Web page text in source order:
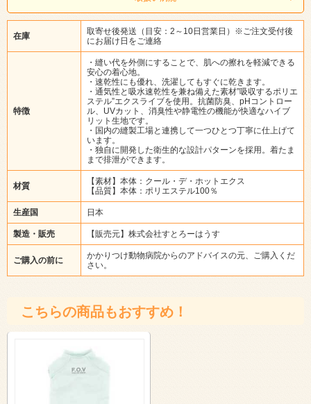
在庫
取寄せ後発送（目安：2～10日営業日）※ご注文受付後
にお届け日をご連絡
特徴
・縫い代を外側にすることで、肌への擦れを軽減できる
安心の着心地。
・速乾性にも優れ、洗濯してもすぐに乾きます。
・通気性と吸水速乾性を兼ね備えた素材”吸収するポリエ
ステル”エクスライブを使用。抗菌防臭、pHコントロー
ル、UVカット、消臭性や静電性の機能が快適なハイブ
リット生地です。
・国内の縫製工場と連携して一つひとつ丁寧に仕上げて
います。
・独自に開発した衛生的な設計パターンを採用。着たま
まで排泄ができます。
材質
【素材】本体：クール・デ・ホットエクス
【品質】本体：ポリエステル100％
生産国 日本
製造・販売 【販売元】株式会社すとろーはうす
ご購入の前に
かかりつけ動物病院からのアドバイスの元、ご購入くだ
さい。
こちらの商品もおすすめ！